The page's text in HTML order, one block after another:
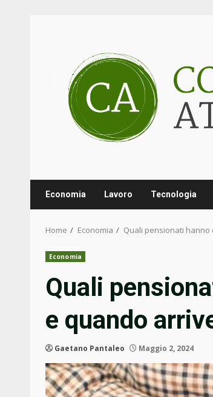
Economia Lavoro Tecnologia
Home Economia Quali pensionati
Economia
Quali
e quando
Gaetano Pantaleo Maggio 2, 2024